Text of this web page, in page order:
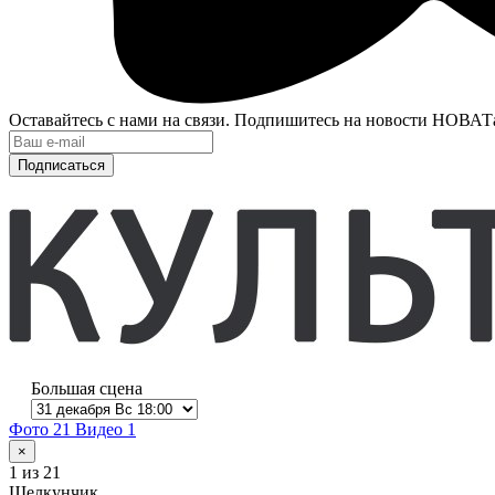
Оставайтесь с нами на связи. Подпишитесь на новости
Подписаться
Большая сцена
Фото 21 Видео 1
×
1 из 21